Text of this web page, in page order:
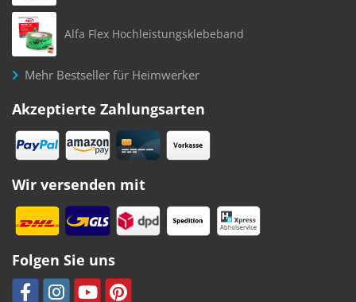
Alfa Flex Hochleistungsklebeband
Mehr Bestseller für Heimwerker
Akzeptierte Zahlungsarten
Wir versenden mit
Folgen Sie uns